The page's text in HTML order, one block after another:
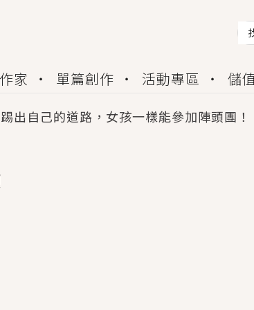
家 單篇創作 活動專區 儲
出自己的道路，女孩一樣能參加陣頭團！
會獲得豐富廣宣資源、專屬服務與獨享福
大佬，你哭什麼？》追妻火葬場！前夫
夏日、檸檬的香氣、互相愛慕的兩位少女
體質世界觀，無法抗拒的吸引力，已中
買了房子模型，但現實中買下的竟是屬於
一個連自己也無法改變的永恆， 他的一